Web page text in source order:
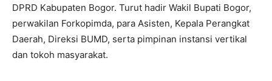
DPRD Kabupaten Bogor. Turut hadir Wakil Bupati Bogor,
perwakilan Forkopimda, para Asisten, Kepala Perangkat
Daerah, Direksi BUMD, serta pimpinan instansi vertikal
dan tokoh masyarakat.